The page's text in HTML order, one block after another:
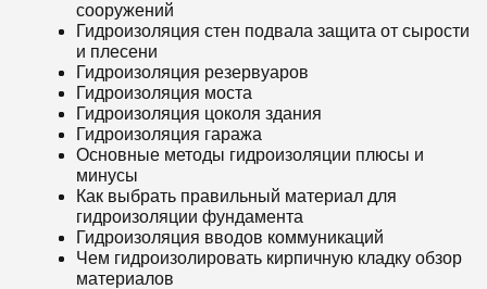
сооружений
Гидроизоляция стен подвала защита от сырости
и плесени
Гидроизоляция резервуаров
Гидроизоляция моста
Гидроизоляция цоколя здания
Гидроизоляция гаража
Основные методы гидроизоляции плюсы и
минусы
Как выбрать правильный материал для
гидроизоляции фундамента
Гидроизоляция вводов коммуникаций
Чем гидроизолировать кирпичную кладку обзор
материалов